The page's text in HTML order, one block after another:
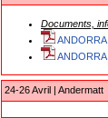
Documents,
24-26 Avril | Andermatt